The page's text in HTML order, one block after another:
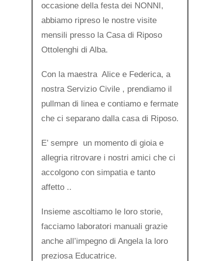
occasione della festa dei NONNI,
abbiamo ripreso le nostre visite
mensili presso la Casa di Riposo
Ottolenghi di Alba.
Con la maestra Alice e Federica, a
nostra Servizio Civile , prendiamo il
pullman di linea e contiamo e fermate
che ci separano dalla casa di Riposo.
E’ sempre un momento di gioia e
allegria ritrovare i nostri amici che ci
accolgono con simpatia e tanto
affetto ..
Insieme ascoltiamo le loro storie,
facciamo laboratori manuali grazie
anche all’impegno di Angela la loro
preziosa Educatrice.